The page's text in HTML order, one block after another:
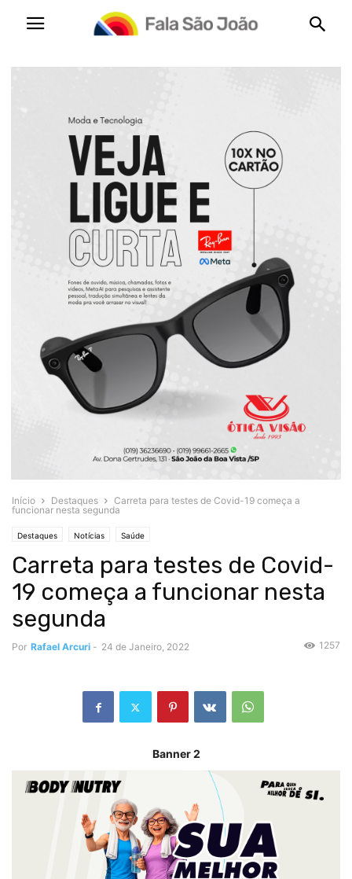
Início Destaques
Carreta para testes de Covid-19 começa a
funcionar nesta segunda
Destaques Notícias Saúde
Carreta para testes de Covid-
19 começa a funcionar nesta
segunda
Por Rafael Arcuri - 24 de Janeiro, 2022 1257
Banner 2